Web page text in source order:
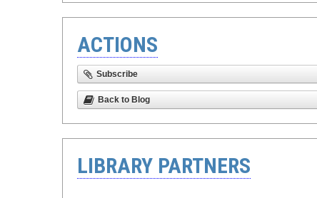
ACTIONS
Subscribe
Back to Blog
LIBRARY PARTNERS